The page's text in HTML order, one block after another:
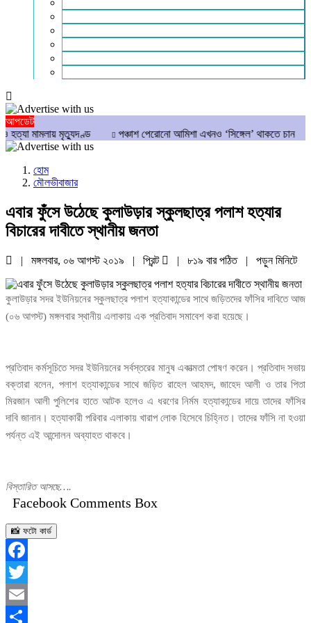
আপডেট
মৃত্যুদণ্ড
পঞ্চাশ পেরোনো আমিশা এখনও ‘সিঙ্গেল’ থাকতে চান যে ৭
হোম
মৌলভীবাজার
এবার ফুঁসে উঠেছে কুলাউড়ার স্কুলছাত্র পলাশ হত্যার
বিচারের দাবীতে স্থানীয় জনতা
| মঙ্গলবার, ০৬ আগস্ট ২০১৯ | প্রিন্ট | ৮১৯ বার পঠিত | পড়ুনমিনিটে
কুলাউড়ার সদর ইউনিয়নের স্কুলছাত্র পলাশ হত্যাকান্ডের সাথে জড়িতদের ফাঁসির দাবিতে আজ
(০৬ আগস্ট) মঙ্গলবার স্থানীয় এলাকায় এক প্রতিবাদ সমাবেশ করা হয়েছে ।
প্রতিবাদ কর্মসূচিতে সদর ইউনিয়নের সর্বস্তরের মানুষ একাত্মতা পোষণ করেন। প্রতিবাদ সভায়
বক্তারা বলেন, পলাশ হত্যাকান্ডের সাথে জড়িত রাহেল আহমদ, জাহেদ আলী ও তার পিতা
মিরজান আলী পুলিশের হাতে আটক হলেও এ ধরণের নির্মম হত্যাকান্ডের দায়ে তাদের ফাঁসির
দাবি জানান। হত্যাকারী পরিবার এলাকায় খারাপ লোক হিসেবে চিহ্নিত। তাদের ফাঁসি না হওয়া
পর্যন্ত এই আন্দোলন অব্যাহত থাকবে ।
বিস্তারিত আসছে….
Facebook Comments Box
📸 ফটো কার্ড
Facebook
Twitter
Email